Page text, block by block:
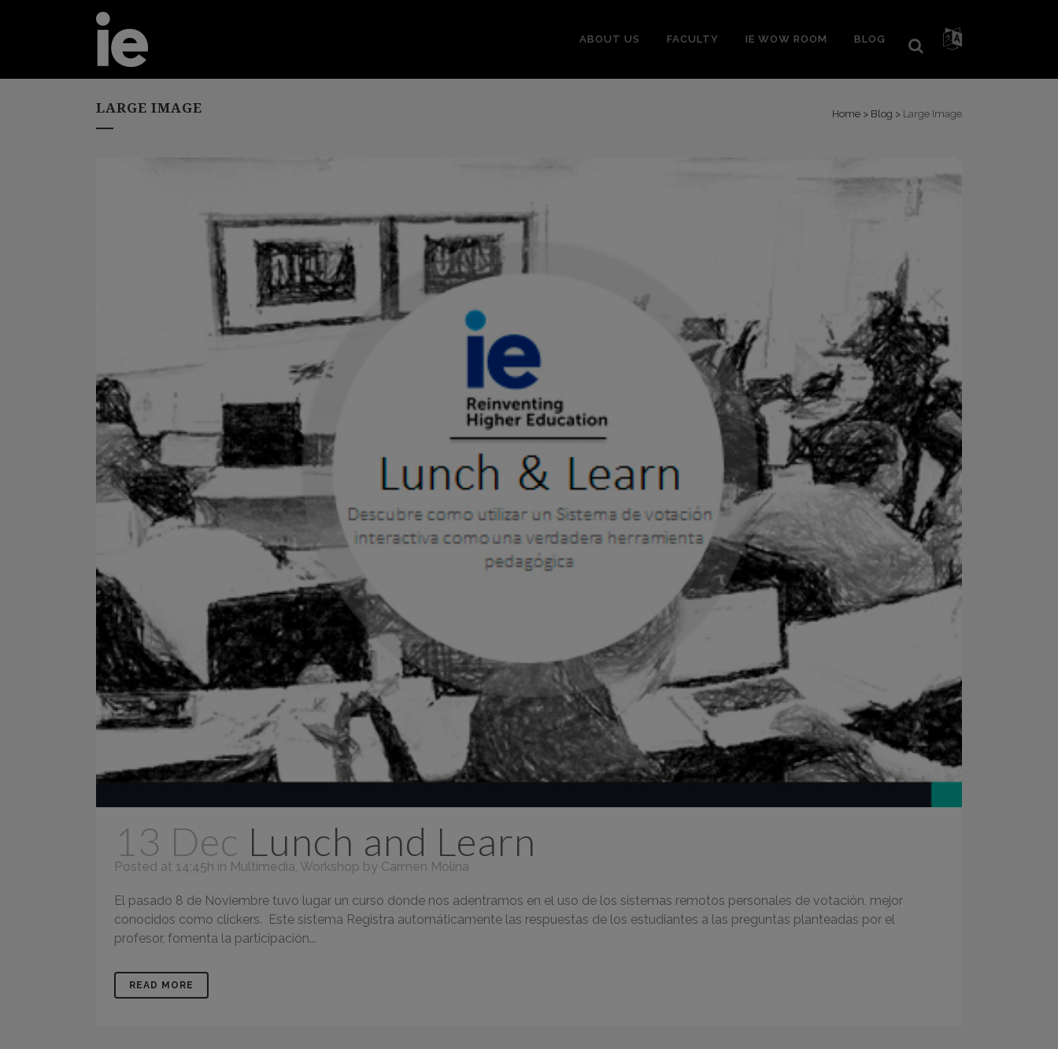
ABOUT US FACULTY IE WOW ROOM BLOG
LARGE IMAGE Home > Blog > Large Image
13 Dec Lunch and Learn
Posted at 14:45h in Multimedia, Workshop by Carmen Molina
El pasado 8 de Noviembre tuvo lugar un curso donde nos adentramos en el uso de los sistemas remotos personales de votación, mejor
conocidos como clickers. Este sistema Registra automáticamente las respuestas de los estudiantes a las preguntas planteadas por el
profesor, fomenta la participación...
READ MORE